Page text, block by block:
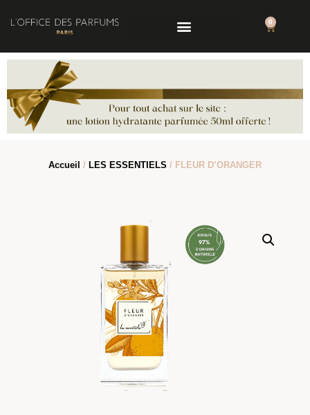
0
Accueil / LES ESSENTIELS / FLEUR D’ORANGER